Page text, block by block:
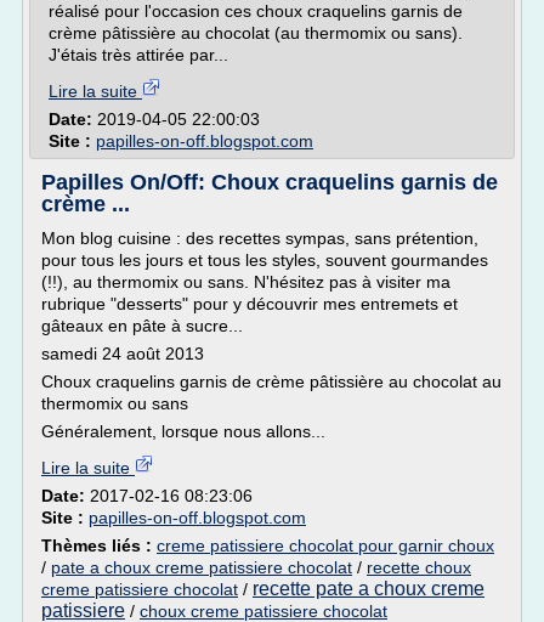
réalisé pour l'occasion ces choux craquelins garnis de
crème pâtissière au chocolat (au thermomix ou sans).
J'étais très attirée par...
Lire la suite
Date: 2019-04-05 22:00:03
Site : papilles-on-off.blogspot.com
Papilles On/Off: Choux craquelins garnis de
crème ...
Mon blog cuisine : des recettes sympas, sans prétention,
pour tous les jours et tous les styles, souvent gourmandes
(!!), au thermomix ou sans. N'hésitez pas à visiter ma
rubrique "desserts" pour y découvrir mes entremets et
gâteaux en pâte à sucre...
samedi 24 août 2013
Choux craquelins garnis de crème pâtissière au chocolat au
thermomix ou sans
Généralement, lorsque nous allons...
Lire la suite
Date: 2017-02-16 08:23:06
Site : papilles-on-off.blogspot.com
Thèmes liés : creme patissiere chocolat pour garnir choux
/ pate a choux creme patissiere chocolat / recette choux
creme patissiere chocolat / recette pate a choux creme
patissiere / choux creme patissiere chocolat